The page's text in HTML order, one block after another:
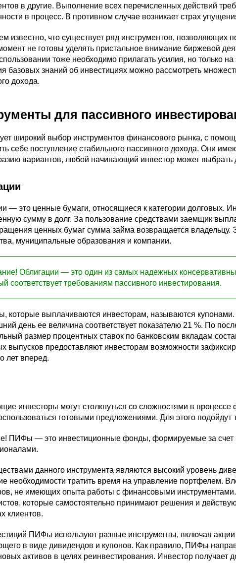
в другие. Выполнение всех перечисленных действий
в процесс. В противном случае возникает страх
известно, что существует ряд инструментов, позволяющих
не готовы уделять пристальное внимание биржевой
тоже необходимо прилагать усилия, но только
базовых знаний об инвестициях можно рассмотреть
дохода.
для пассивного
широкий выбор инструментов финансового рынка, с
себе поступление стабильного пассивного дохода. Они
вариантов, любой начинающий инвестор может
— это ценные бумаги, относящиеся к категории долговых.
сумму в долг. За пользование средствами заемщик
ценных бумаг сумма займа возвращается владельцу.
муниципальные образования и компании.
Облигации — это один из самых надежных
соответствует требованиям пассивного инвестирования.
которые выплачиваются инвесторам, называются
день ее величина соответствует показателю 21 %. По
размер процентных ставок по банковским вкладам
выпусков предоставляют инвесторам возможности
лет вперед.
инвесторы могут столкнуться со сложностями в
готовыми предложениями. Для этого
ПИФы — это инвестиционные фонды, формируемые за счет
данного инструмента являются высокий уровень
необходимости тратить время на управление портфелем.
не имеющих опыта работы с финансовыми
которые самостоятельно принимают решения и
клиентов.
ПИФы используют разные инструменты, включая
в виде дивидендов и купонов. Как правило, ПИФы
активов в целях реинвестирования. Инвестор